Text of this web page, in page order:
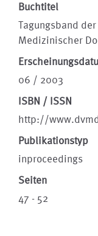
Buchtitel
Tagungsband
Medizinischer
06 / 2003
ISBN / ISSN
http://
Publikationstyp
inproceedings
Seiten
47 - 52